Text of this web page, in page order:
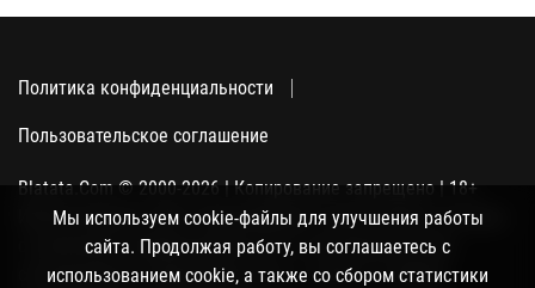
Политика конфиденциальности
Пользовательское соглашение
Blatata.Com © 2000-2026 | Копирование запрещено | 18+
Использование сайта подразумевает ваше полное согласие
с политикой конфиденциальности, пользовательским
соглашением и поддержкой куки, а также со сбором
Мы используем cookie-файлы для улучшения работы
сайта. Продолжая работу, вы соглашаетесь с
использованием cookie, а также со сбором статистики